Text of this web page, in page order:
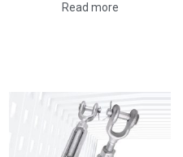
Read more